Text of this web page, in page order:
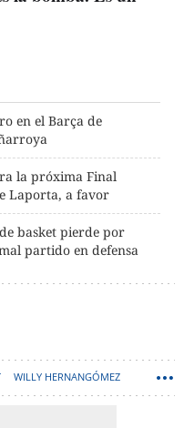
en el Barça de
la próxima Final
Laporta, a favor
basket pierde por
partido en defensa
WILLY HERNANGÓMEZ